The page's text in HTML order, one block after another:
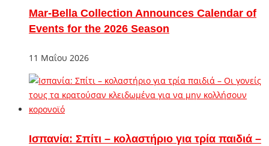
Mar-Bella Collection Announces Calendar of
Events for the 2026 Season
11 Μαΐου 2026
Ισπανία: Σπίτι – κολαστήριο για τρία παιδιά –